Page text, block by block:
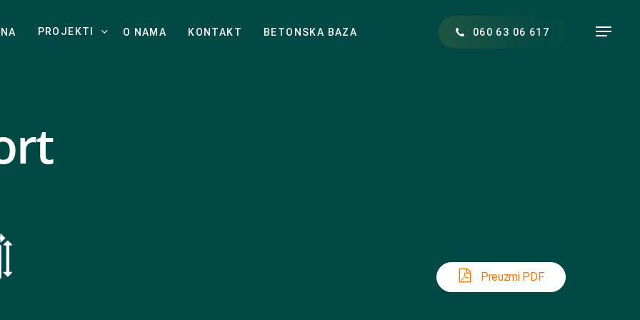
PROJEKTI O NAMA KONTAKT BETONSKA BAZA 060 63 06 61 7 Menu
Preuzmi PDF